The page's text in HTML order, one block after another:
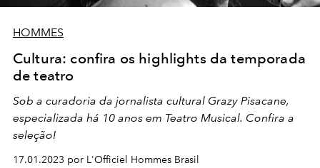
HOMMES
Cultura: confira os highlights da temporada
de teatro
Sob a curadoria da jornalista cultural Grazy Pisacane,
especializada há 10 anos em Teatro Musical. Confira a
seleção!
17.01.2023 por L'Officiel Hommes Brasil